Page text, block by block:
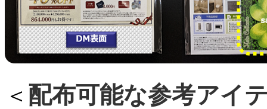
＜ 配布可能な参考アイ